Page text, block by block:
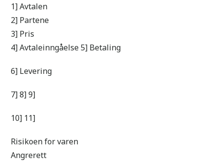
1] Avtalen
2] Partene
3] Pris
4] Avtaleinngåelse 5] Betaling
6] Levering
7] 8] 9]
10] 11]
Risikoen for varen
Angrerett